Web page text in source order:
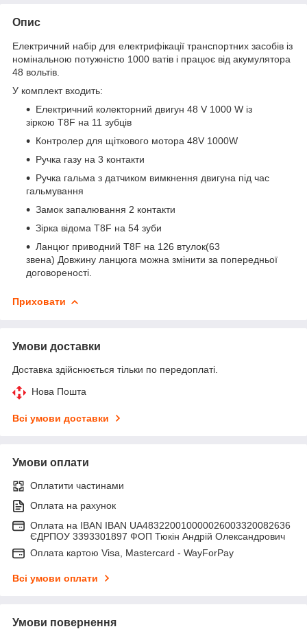
Опис
Електричний набір для електрифікації транспортних засобів із
номінальною потужністю 1000 ватів і працює від акумулятора
48 вольтів.
У комплект входить:
Електричний колекторний двигун 48 V 1000 W із
зіркою T8F на 11 зубців
Контролер для щіткового мотора 48V 1000W
Ручка газу на 3 контакти
Ручка гальма з датчиком вимкнення двигуна під час
гальмування
Замок запалювання 2 контакти
Зірка відома T8F на 54 зуби
Ланцюг приводний T8F на 126 втулок(63
звена) Довжину ланцюга можна змінити за попередньої
договореності.
Приховати
Умови доставки
Доставка здійснюється тільки по передоплаті.
Нова Пошта
Всі умови доставки
Умови оплати
Оплатити частинами
Оплата на рахунок
Оплата на IBAN IBAN UA483220010000026003320082636
ЄДРПОУ 3393301897 ФОП Тюкін Андрій Олександрович
Оплата картою Visa, Mastercard - WayForPay
Всі умови оплати
Умови повернення